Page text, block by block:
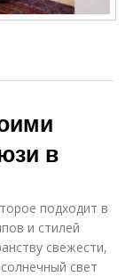
в
подходит в
и стилей
свежести,
свет